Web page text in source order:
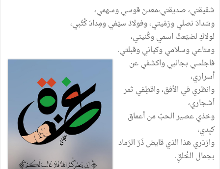
شقيقتي، صديقتي،معدنَ قوسي وسهمي،
وسَدادَ نصلي ورَمْيتي، وفولاذ سيْفي ومِدادَ كُتُبي،
لولاكِ لضيّعتُ اسمي وكُنيتي،
ومتاعي وسلامي وكياني وقبلتي.
فاجلسي بجانبي واكشفي عن
أسراري،
وانظري في الأفق، واقطِفي ثمر
أشجاري،
وخذي عصير الحبّ من أعماق
كبِدي،
وازدَري هذا الذي قايض ذَرّ الرَماد
بجمال الخُلقِ.